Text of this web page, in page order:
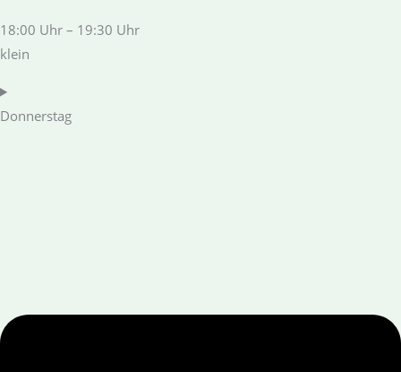
18:00 Uhr – 19:30 Uhr
klein
Donnerstag